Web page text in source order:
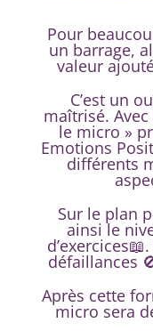
Pour
un barrage,
valeur
C’est un
maîtrisé.
le micro »
Emotions
différents
Sur le plan
ainsi le
défaillances
Après cette
micro sera